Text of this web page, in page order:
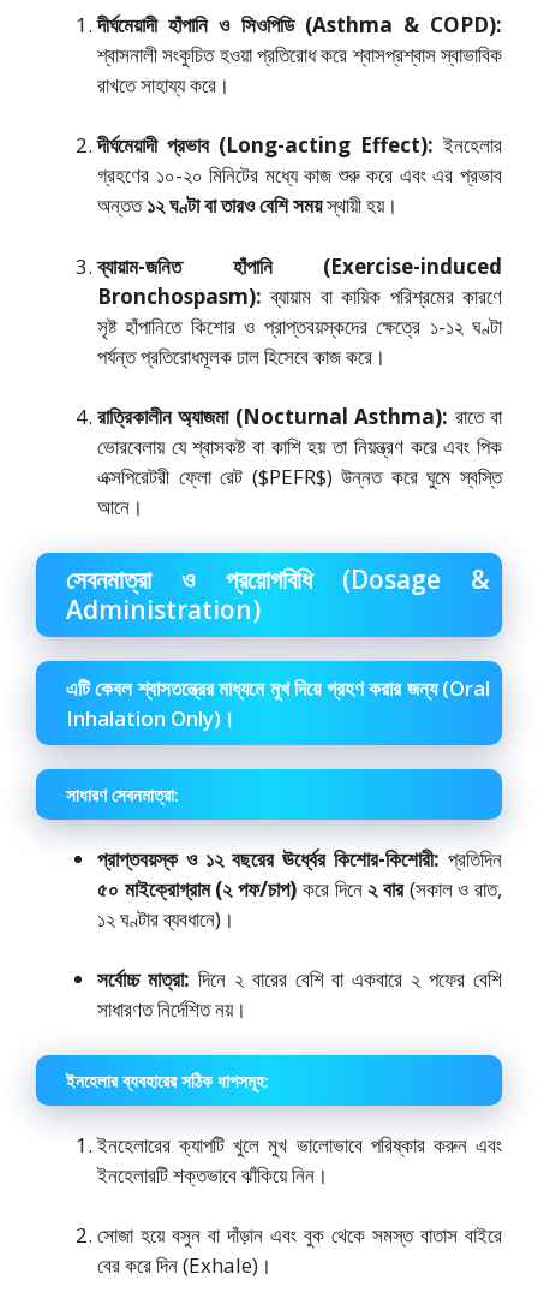
দীর্ঘমেয়াদী হাঁপানি ও সিওপিডি (Asthma & COPD):
শ্বাসনালী সংকুচিত হওয়া প্রতিরোধ করে শ্বাসপ্রশ্বাস স্বাভাবিক
রাখতে সাহায্য করে।
দীর্ঘমেয়াদী প্রভাব (Long-acting Effect): ইনহেলার
গ্রহণের ১০-২০ মিনিটের মধ্যে কাজ শুরু করে এবং এর প্রভাব
অন্তত১২ ঘণ্টা বা তারও বেশি সময়স্থায়ী হয়।
ব্যায়াম-জনিত হাঁপানি (Exercise-induced
Bronchospasm): ব্যায়াম বা কায়িক পরিশ্রমের কারণে
সৃষ্ট হাঁপানিতে কিশোর ও প্রাপ্তবয়স্কদের ক্ষেত্রে ১-১২ ঘণ্টা
পর্যন্ত প্রতিরোধমূলক ঢাল হিসেবে কাজ করে।
রাত্রিকালীন অ্যাজমা (Nocturnal Asthma): রাতে বা
ভোরবেলায় যে শ্বাসকষ্ট বা কাশি হয় তা নিয়ন্ত্রণ করে এবং পিক
এক্সপিরেটরী ফ্লো রেট ($PEFR$) উন্নত করে ঘুমে স্বস্তি
আনে।
সেবনমাত্রা ও প্রয়োগবিধি (Dosage &
Administration)
এটি কেবল শ্বাসতন্ত্রের মাধ্যমে মুখ দিয়ে গ্রহণ করার জন্য (Oral
Inhalation Only)।
সাধারণ সেবনমাত্রা:
প্রাপ্তবয়স্ক ও ১২ বছরের ঊর্ধ্বের কিশোর-কিশোরী: প্রতিদিন
৫০ মাইক্রোগ্রাম (২ পফ/চাপ) করে দিনে২ বার(সকাল ও রাত,
১২ ঘণ্টার ব্যবধানে)।
সর্বোচ্চ মাত্রা: দিনে ২ বারের বেশি বা একবারে ২ পফের বেশি
সাধারণত নির্দেশিত নয়।
ইনহেলার ব্যবহারের সঠিক ধাপসমূহ:
ইনহেলারের ক্যাপটি খুলে মুখ ভালোভাবে পরিষ্কার করুন এবং
ইনহেলারটি শক্তভাবে ঝাঁকিয়ে নিন।
সোজা হয়ে বসুন বা দাঁড়ান এবং বুক থেকে সমস্ত বাতাস বাইরে
বের করে দিন (Exhale)।